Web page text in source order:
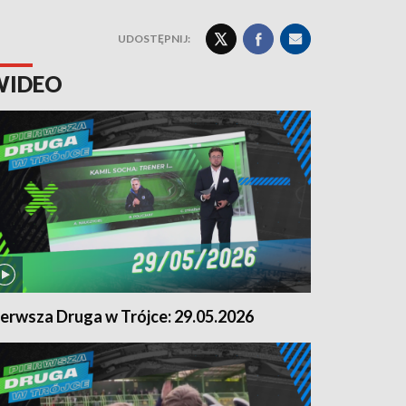
UDOSTĘPNIJ:
Druga w Trójce: 29.05.2026